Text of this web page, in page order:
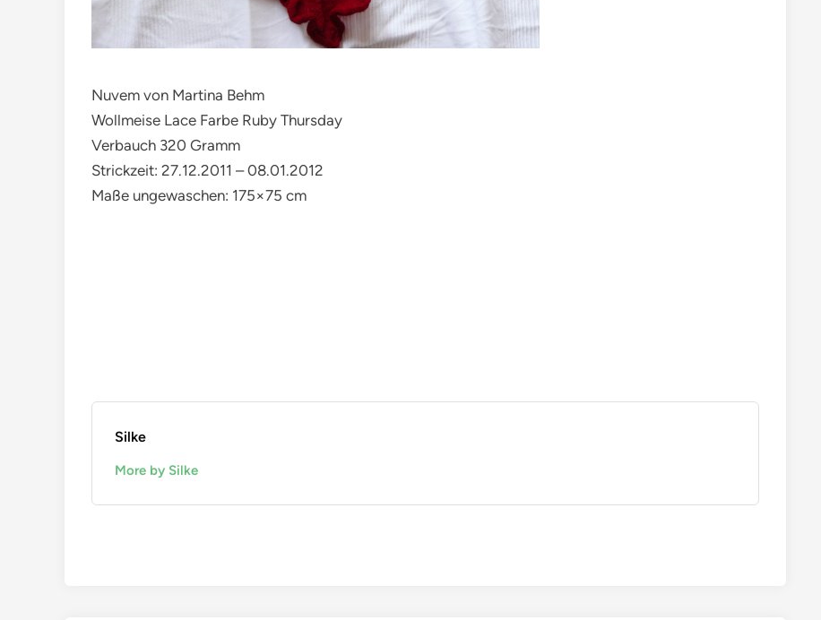
Nuvem von Martina Behm
Wollmeise Lace Farbe Ruby Thursday
Verbauch 320 Gramm
Strickzeit: 27.12.2011 – 08.01.2012
Maße ungewaschen: 175×75 cm
Silke
More by Silke